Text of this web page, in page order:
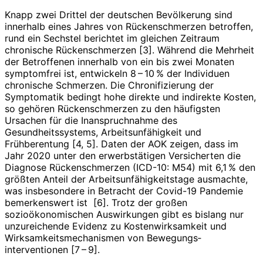
Knapp zwei Drittel der deutschen Bevölkerung sind
innerhalb eines Jahres von Rückenschmerzen betroffen,
rund ein Sechstel berichtet im gleichen Zeitraum
chronische Rückenschmerzen [3]. Während die Mehrheit
der Betroffenen innerhalb von ein bis zwei Monaten
symptomfrei ist, entwickeln 8 – 10 % der Individuen
chronische Schmerzen. Die Chronifizierung der
Symptomatik bedingt hohe direkte und indirekte Kosten,
so gehören Rückenschmerzen zu den häufigsten
Ursachen für die Inanspruchnahme des
Gesundheitssystems, Arbeitsunfähigkeit und
Frühberentung [4, 5]. Daten der AOK zeigen, dass im
Jahr 2020 unter den erwerbstätigen Versicherten die
Diagnose Rückenschmerzen (ICD-10: M54) mit 6,1 % den
größten Anteil der Arbeitsunfähigkeitstage ausmachte,
was insbesondere in Betracht der Covid-19 Pandemie
bemerkenswert ist [6]. Trotz der großen
sozioökonomischen Auswirkungen gibt es bislang nur
unzureichende Evidenz zu Kostenwirksamkeit und
Wirksamkeitsmechanismen von Bewegungs­
interventionen [7 – 9].